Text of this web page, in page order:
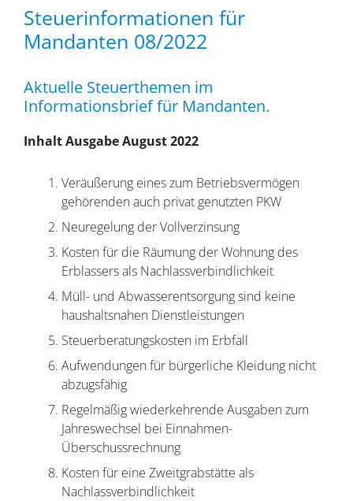
Steuerinformationen für
Mandanten 08/2022
Aktuelle Steuerthemen im
Informationsbrief für Mandanten.
Inhalt Ausgabe August 2022
Veräußerung eines zum Betriebsvermögen
gehörenden auch privat genutzten PKW
Neuregelung der Vollverzinsung
Kosten für die Räumung der Wohnung des
Erblassers als Nachlassverbindlichkeit
Müll- und Abwasserentsorgung sind keine
haushaltsnahen Dienstleistungen
Steuerberatungskosten im Erbfall
Aufwendungen für bürgerliche Kleidung nicht
abzugsfähig
Regelmäßig wiederkehrende Ausgaben zum
Jahreswechsel bei Einnahmen-
Überschussrechnung
Kosten für eine Zweitgrabstätte als
Nachlassverbindlichkeit